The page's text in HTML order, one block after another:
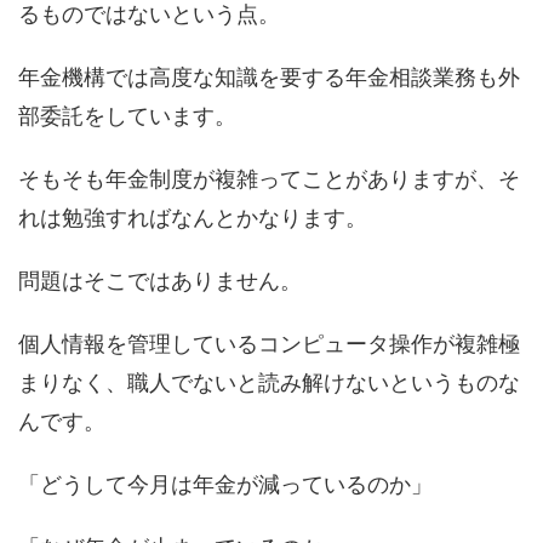
るものではないという点。
年金機構では高度な知識を要する年金相談業務も外
部委託をしています。
そもそも年金制度が複雑ってことがありますが、そ
れは勉強すればなんとかなります。
問題はそこではありません。
個人情報を管理しているコンピュータ操作が複雑極
まりなく、職人でないと読み解けないというものな
んです。
「どうして今月は年金が減っているのか」